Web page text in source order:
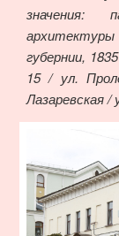
значения:
губернии,
15 / ул.
Лазаревская /